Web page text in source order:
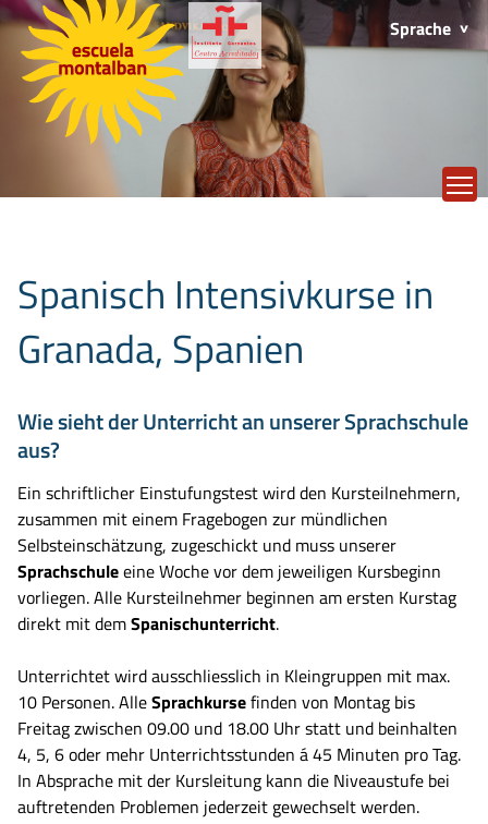
Sprache
Spanisch Intensivkurse in
Granada, Spanien
Wie sieht der Unterricht an unserer Sprachschule
aus?
Ein schriftlicher Einstufungstest wird den Kursteilnehmern,
zusammen mit einem Fragebogen zur mündlichen
Selbsteinschätzung, zugeschickt und muss unserer
Sprachschuleeine Woche vor dem jeweiligen Kursbeginn
vorliegen. Alle Kursteilnehmer beginnen am ersten Kurstag
direkt mit demSpanischunterricht.
Unterrichtet wird ausschliesslich in Kleingruppen mit max.
10 Personen. AlleSprachkursefinden von Montag bis
Freitag zwischen 09.00 und 18.00 Uhr statt und beinhalten
4, 5, 6 oder mehr Unterrichtsstunden á 45 Minuten pro Tag.
In Absprache mit der Kursleitung kann die Niveaustufe bei
auftretenden Problemen jederzeit gewechselt werden.